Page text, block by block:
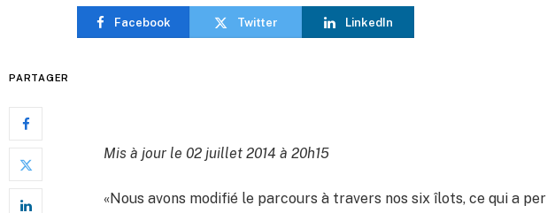
Facebook Twitter LinkedIn
PARTAGER
Mis à jour le 02 juillet 2014 à 20h15
«Nous avons modifié le parcours à travers nos six îlots, ce qui a